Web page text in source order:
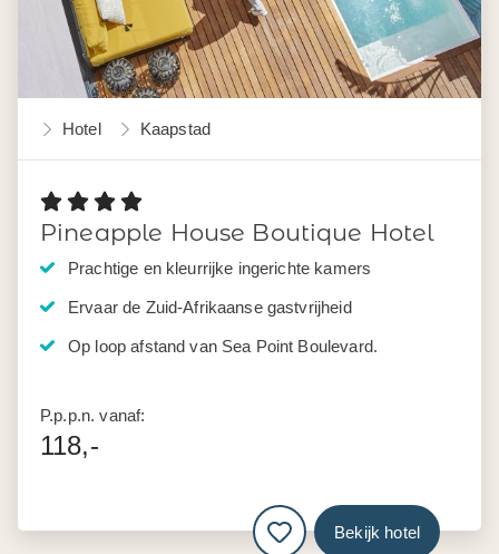
Hotel Kaapstad
Pineapple House Boutique Hotel
Prachtige en kleurrijke ingerichte kamers
Ervaar de Zuid-Afrikaanse gastvrijheid
Op loop afstand van Sea Point Boulevard.
P.p.p.n. vanaf:
118,-
Bekijk hotel